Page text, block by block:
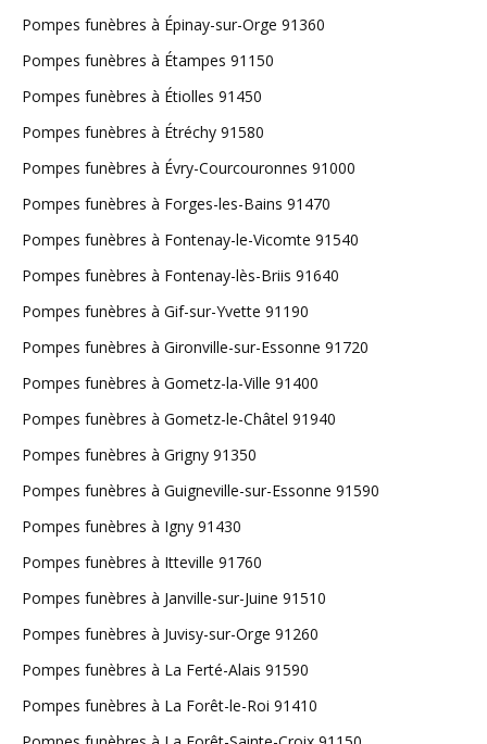
Pompes funèbres à Épinay-sur-Orge 91360
Pompes funèbres à Étampes 91150
Pompes funèbres à Étiolles 91450
Pompes funèbres à Étréchy 91580
Pompes funèbres à Évry-Courcouronnes 91000
Pompes funèbres à Forges-les-Bains 91470
Pompes funèbres à Fontenay-le-Vicomte 91540
Pompes funèbres à Fontenay-lès-Briis 91640
Pompes funèbres à Gif-sur-Yvette 91190
Pompes funèbres à Gironville-sur-Essonne 91720
Pompes funèbres à Gometz-la-Ville 91400
Pompes funèbres à Gometz-le-Châtel 91940
Pompes funèbres à Grigny 91350
Pompes funèbres à Guigneville-sur-Essonne 91590
Pompes funèbres à Igny 91430
Pompes funèbres à Itteville 91760
Pompes funèbres à Janville-sur-Juine 91510
Pompes funèbres à Juvisy-sur-Orge 91260
Pompes funèbres à La Ferté-Alais 91590
Pompes funèbres à La Forêt-le-Roi 91410